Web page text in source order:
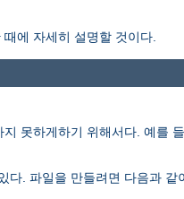
에 자세히 설명할 것이다.
못하게하기 위해서다. 예를
다. 파일을 만들려면 다음과 같